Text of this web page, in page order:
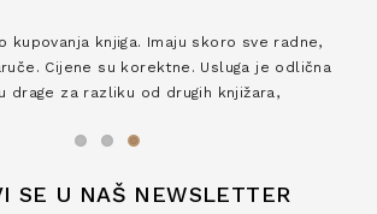
kupovanja knjiga. Imaju skoro sve radne,
Cijene su korektne. Usluga je odlična
drage za razliku od drugih knjižara,
SE U NAŠ NEWSLETTER